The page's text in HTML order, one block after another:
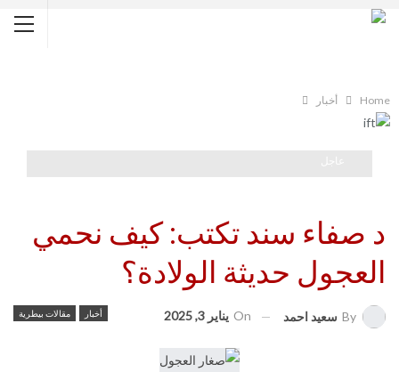
Home أخبار
د صفاء سند تكتب: كيف نحمي
العجول حديثة الولادة؟
أخبار مقالات بيطرية By سعيد احمد On يناير 3, 2025